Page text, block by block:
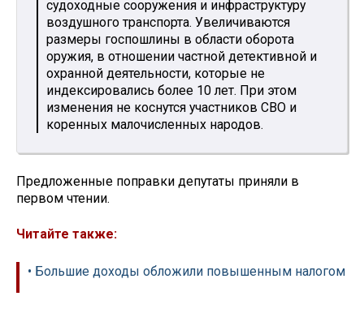
судоходные сооружения и инфраструктуру
воздушного транспорта. Увеличиваются
размеры госпошлины в области оборота
оружия, в отношении частной детективной и
охранной деятельности, которые не
индексировались более 10 лет. При этом
изменения не коснутся участников СВО и
коренных малочисленных народов.
Предложенные поправки депутаты приняли в
первом чтении.
Читайте также:
• Большие доходы обложили повышенным налогом